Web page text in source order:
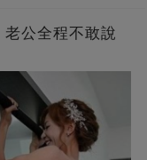
公全程不敢說